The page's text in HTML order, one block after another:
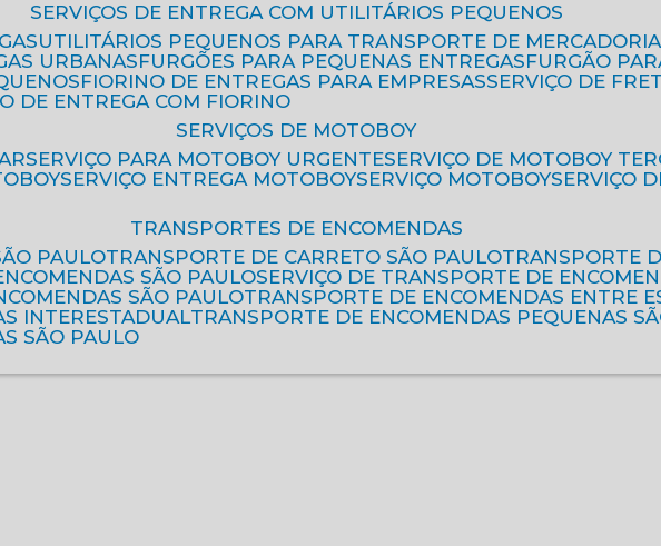
SERVIÇOS DE ENTREGA COM UTILITÁRIOS PEQUENOS
UTILITÁRIOS PEQUENOS PARA TRANSPORTE DE
URBANAS
FURGÕES PARA PEQUENAS ENTREGAS
FURGÃO
FIORINO DE ENTREGAS PARA EMPRESAS
SERVIÇO DE
DE ENTREGA COM FIORINO
SERVIÇOS DE MOTOBOY
SERVIÇO PARA MOTOBOY URGENTE
SERVIÇO DE MOTOBOY
SERVIÇO ENTREGA MOTOBOY SERVIÇO MOTOBOY
SERVIÇO
TRANSPORTES DE ENCOMENDAS
PAULO
TRANSPORTE DE CARRETO SÃO PAULO
TRANSPORTE
SÃO PAULO
SERVIÇO DE TRANSPORTE DE
SÃO PAULO
TRANSPORTE DE ENCOMENDAS ENTRE
INTERESTADUAL
TRANSPORTE DE ENCOMENDAS PEQUENAS
SÃO PAULO